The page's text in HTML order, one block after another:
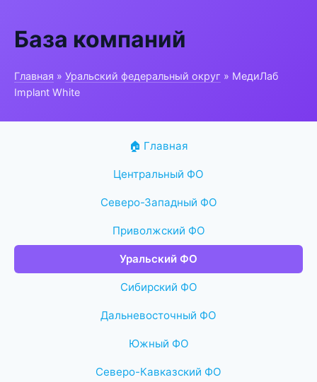
База компаний
Главная » Уральский федеральный округ » МедиЛаб
Implant White
🏠 Главная
Центральный ФО
Северо-Западный ФО
Приволжский ФО
Уральский ФО
Сибирский ФО
Дальневосточный ФО
Южный ФО
Северо-Кавказский ФО